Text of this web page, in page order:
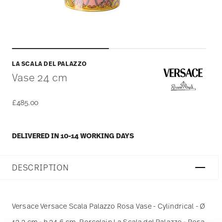
LA SCALA DEL PALAZZO
Vase 24 cm
£485.00
DELIVERED IN 10-14 WORKING DAYS
DESCRIPTION
Versace Versace Scala Palazzo Rosa Vase - Cylindrical - Ø